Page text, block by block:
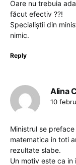
Oare nu trebuia
făcut efectiv ??!
Specialiștii din
nimic.
Reply
Alina
10
Ministrul se
matematica in toti
rezultate slabe.
Un motiv este ca in